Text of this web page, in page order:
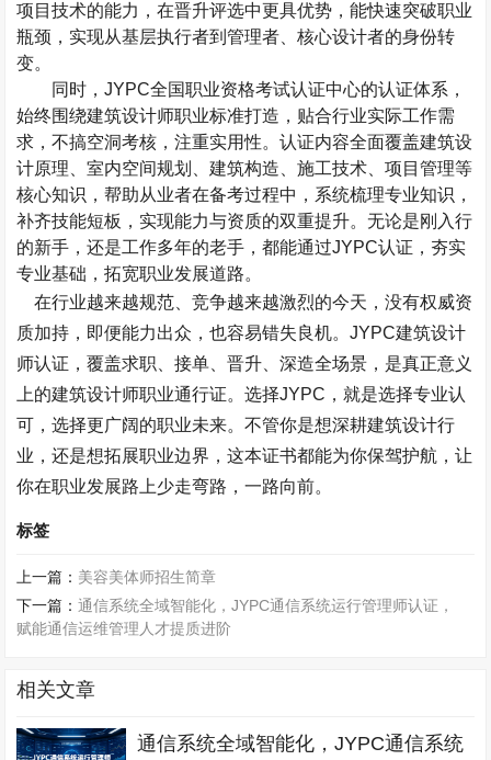
项目技术的能力，在晋升评选中更具优势，能快速突破职业
瓶颈，实现从基层执行者到管理者、核心设计者的身份转
变。
同时，JYPC全国职业资格考试认证中心的认证体系，
始终围绕建筑设计师职业标准打造，贴合行业实际工作需
求，不搞空洞考核，注重实用性。认证内容全面覆盖建筑设
计原理、室内空间规划、建筑构造、施工技术、项目管理等
核心知识，帮助从业者在备考过程中，系统梳理专业知识，
补齐技能短板，实现能力与资质的双重提升。无论是刚入行
的新手，还是工作多年的老手，都能通过JYPC认证，夯实
专业基础，拓宽职业发展道路。
在行业越来越规范、竞争越来越激烈的今天，没有权威资
质加持，即便能力出众，也容易错失良机。JYPC建筑设计
师认证，覆盖求职、接单、晋升、深造全场景，是真正意义
上的建筑设计师职业通行证。选择JYPC ，就是选择专业认
可，选择更广阔的职业未来。不管你是想深耕建筑设计行
业，还是想拓展职业边界，这本证书都能为你保驾护航，让
你在职业发展路上少走弯路，一路向前。
标签
上一篇： 美容美体师招生简章
下一篇：通信系统全域智能化，JYPC通信系统运行管理师认证，
赋能通信运维管理人才提质进阶
相关文章
通信系统全域智能化，JYPC通信系统